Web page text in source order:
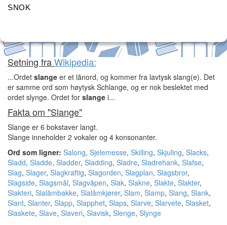
SNOK
Setning fraWikipedia:
...Ordet slange er et lånord, og kommer fra lavtysk slang(e). Det
er samme ord som høytysk Schlange, og er nok beslektet med
ordet slynge. Ordet for slange i...
Fakta om "Slange"
Slange er 6 bokstaver langt.
Slange inneholder 2 vokaler og 4 konsonanter.
Ord som ligner: Salong, Sjelemesse, Skilling, Skjuling, Slacks,
Sladd, Sladde, Sladder, Sladding, Sladre, Sladrehank, Slafse,
Slag, Slager, Slagkraftig, Slagorden, Slagplan, Slagsbror,
Slagside, Slagsmål, Slagvåpen, Slak, Slakne, Slakte, Slakter,
Slakteri, Slalåmbakke, Slalåmkjører, Slam, Slamp, Slang, Slank,
Slant, Slanter, Slapp, Slapphet, Slaps, Slarve, Slarvete, Slasket,
Slaskete, Slave, Slaveri, Slavisk, Slenge, Slynge